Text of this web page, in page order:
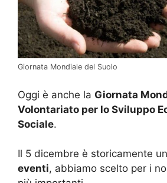
Giornata Mondiale del Suolo
Oggi è anche la Giornata
Volontariato per lo Sviluppo
Sociale.
Il 5 dicembre è storicamente
eventi, abbiamo scelto per i